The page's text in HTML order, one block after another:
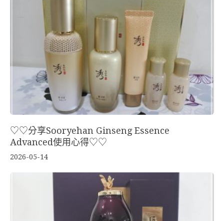
♡♡分享Sooryehan Ginseng Essence
Advanced使用心得♡♡
2026-05-14